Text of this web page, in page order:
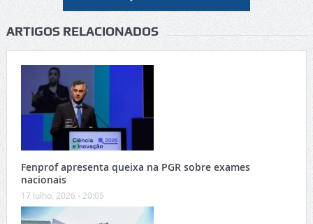
ARTIGOS RELACIONADOS
Fenprof apresenta queixa na PGR sobre exames
nacionais
17 Julho, 2026 - 20:05